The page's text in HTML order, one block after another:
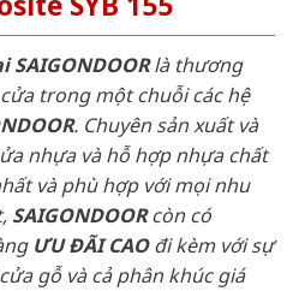
là thương
trong một chuỗi các hệ
. Chuyên sản xuất và
nhựa và hỗ hợp nhựa chất
và phù hợp với mọi nhu
SAIGONDOORcòn có
ƯU ĐÃI CAOđi kèm với sự
gỗ và cả phân khúc giá